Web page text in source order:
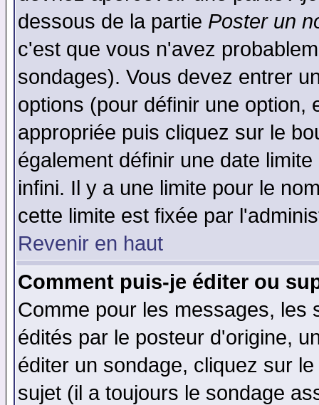
dessous de la partie Poster un
c'est que vous n'avez
sondages). Vous devez entrer
options (pour définir une option,
appropriée puis cliquez sur le
également définir une date
infini. Il y a une limite pour le
cette limite est fixée par
Revenir en haut
Comment puis-je éditer ou
Comme pour les messages, les
édités par le posteur d'origine,
éditer un sondage, cliquez sur
sujet (il a toujours le sondage